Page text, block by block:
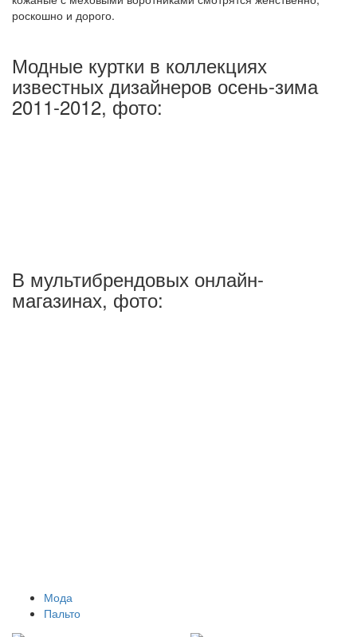
роскошно и дорого.
Модные куртки в коллекциях
известных дизайнеров осень-зима
2011-2012, фото:
В мультибрендовых онлайн-
магазинах, фото:
Мода
Пальто